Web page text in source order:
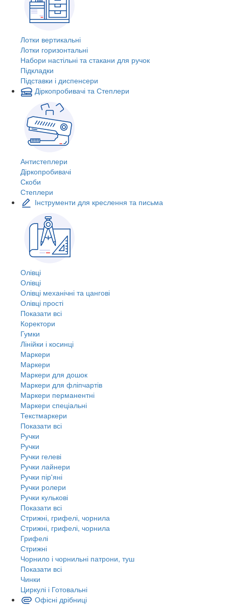
Лотки вертикальні
Лотки горизонтальні
Набори настільні та стакани для ручок
Підкладки
Підставки і диспенсери
Діркопробивачі та Степлери
Антистеплери
Діркопробивачі
Скоби
Степлери
Інструменти для креслення та письма
Олівці
Олівці
Олівці механічні та цангові
Олівці прості
Показати всі
Коректори
Гумки
Лінійки і косинці
Маркери
Маркери
Маркери для дошок
Маркери для фліпчартів
Маркери перманентні
Маркери спеціальні
Текстмаркери
Показати всі
Ручки
Ручки
Ручки гелеві
Ручки лайнери
Ручки пір'яні
Ручки ролери
Ручки кулькові
Показати всі
Стрижні, грифелі, чорнила
Стрижні, грифелі, чорнила
Грифелі
Стрижні
Чорнило і чорнильні патрони, туш
Показати всі
Чинки
Циркулі і Готовальні
Офісні дрібниці